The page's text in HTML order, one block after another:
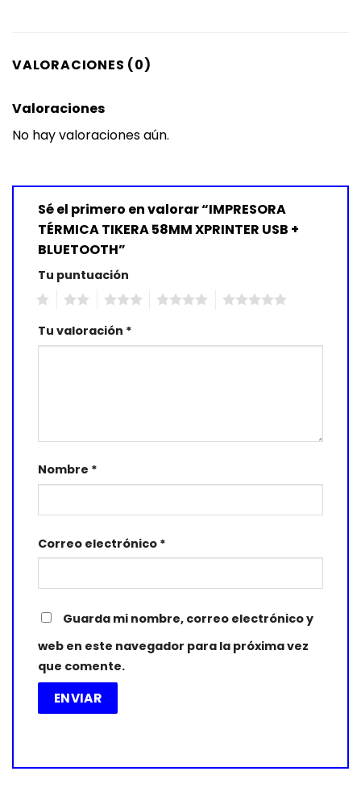
VALORACIONES (0)
Valoraciones
No hay valoraciones aún.
Sé el primero en valorar “IMPRESORA
TÉRMICA TIKERA 58MM XPRINTER USB +
BLUETOOTH”
Tu puntuación
Tu valoración *
Nombre *
Correo electrónico *
Guarda mi nombre, correo electrónico y
web en este navegador para la próxima vez
que comente.